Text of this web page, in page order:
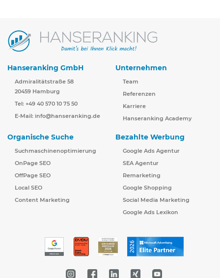
Hanseranking GmbH
Admiralitätstraße 58
20459 Hamburg
Tel: +49 40 570 10 75 50
E-Mail: info@hanseranking.de
Unternehmen
Team
Referenzen
Karriere
Hanseranking Academy
Organische Suche
Suchmaschinenoptimierung
OnPage SEO
OffPage SEO
Local SEO
Content Marketing
Bezahlte Werbung
Google Ads Agentur
SEA Agentur
Remarketing
Google Shopping
Social Media Marketing
Google Ads Lexikon